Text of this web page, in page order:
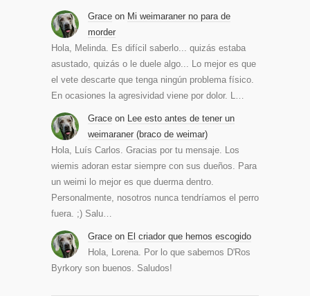
Grace on Mi weimaraner no para de
morder
Hola, Melinda. Es difícil saberlo... quizás estaba
asustado, quizás o le duele algo... Lo mejor es que
el vete descarte que tenga ningún problema físico.
En ocasiones la agresividad viene por dolor. L…
Grace on Lee esto antes de tener un
weimaraner (braco de weimar)
Hola, Luís Carlos. Gracias por tu mensaje. Los
wiemis adoran estar siempre con sus dueños. Para
un weimi lo mejor es que duerma dentro.
Personalmente, nosotros nunca tendríamos el perro
fuera. ;) Salu…
Grace on El criador que hemos escogido
Hola, Lorena. Por lo que sabemos D'Ros
Byrkory son buenos. Saludos!